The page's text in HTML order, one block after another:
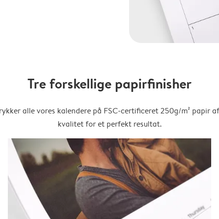
Tre forskellige papirfinisher
alle vores kalendere på FSC-certificeret 250g/m² papir
kvalitet for et perfekt resultat.